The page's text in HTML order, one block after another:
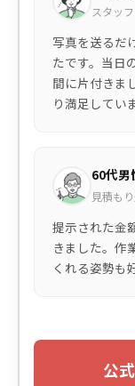
スタッ
写真を送るだ
たです。当日
間に片付きま
り満足してい
60代男
見積も
提示された金
きました。作
くれる姿勢も
公